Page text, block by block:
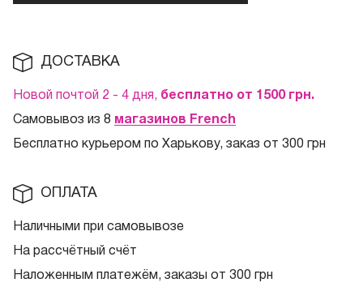
ДОСТАВКА
Новой почтой 2 - 4 дня, бесплатно от 1500 грн.
Самовывоз из 8 магазинов French
Бесплатно курьером по Харькову, заказ от 300 грн
ОПЛАТА
Наличными при самовывозе
На рассчётный счёт
Наложенным платежём, заказы от 300 грн